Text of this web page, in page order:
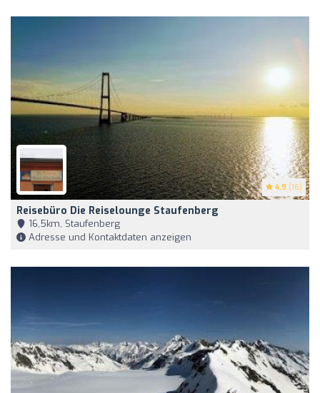
4.9 (16)
Reisebüro Die Reiselounge Staufenberg
16,5km, Staufenberg
Adresse und Kontaktdaten anzeigen